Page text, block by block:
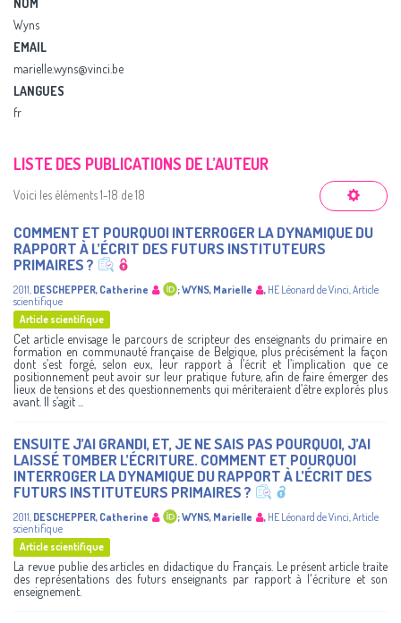
NOM
Wyns
EMAIL
marielle.wyns@vinci.be
LANGUES
fr
LISTE DES PUBLICATIONS DE L’AUTEUR
Voici les éléments 1-18 de 18
COMMENT ET POURQUOI INTERROGER LA DYNAMIQUE DU
RAPPORT À L’ÉCRIT DES FUTURS INSTITUTEURS
PRIMAIRES ?
2011, DESCHEPPER, Catherine ;WYNS, Marielle , HE Léonard de Vinci,Article
scientifique
Article scientifique
Cet article envisage le parcours de scripteur des enseignants du primaire en
formation en communauté française de Belgique, plus précisément la façon
dont s’est forgé, selon eux, leur rapport à l’écrit et l’implication que ce
positionnement peut avoir sur leur pratique future, afin de faire émerger des
lieux de tensions et des questionnements qui mériteraient d’être explorés plus
avant. Il s’agit ...
ENSUITE J’AI GRANDI, ET, JE NE SAIS PAS POURQUOI, J’AI
LAISSÉ TOMBER L’ÉCRITURE. COMMENT ET POURQUOI
INTERROGER LA DYNAMIQUE DU RAPPORT À L’ÉCRIT DES
FUTURS INSTITUTEURS PRIMAIRES ?
2011, DESCHEPPER, Catherine ;WYNS, Marielle , HE Léonard de Vinci,Article
scientifique
Article scientifique
La revue publie des articles en didactique du Français. Le présent article traite
des représentations des futurs enseignants par rapport à l'écriture et son
enseignement.